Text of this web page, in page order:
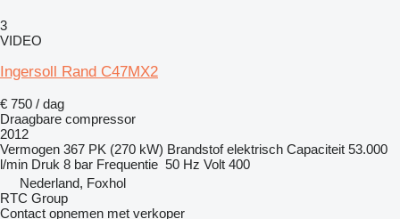
3
VIDEO
Ingersoll Rand C47MX2
€ 750 / dag
Draagbare compressor
2012
Vermogen 367 PK (270 kW) Brandstof elektrisch Capaciteit 53.000
l/min Druk 8 bar Frequentie 50 Hz Volt 400
Nederland, Foxhol
RTC Group
Contact opnemen met verkoper